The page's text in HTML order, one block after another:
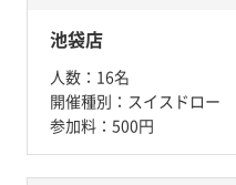
池袋店
人数： 16名
開催種別： スイスドロー
参加料： 500円